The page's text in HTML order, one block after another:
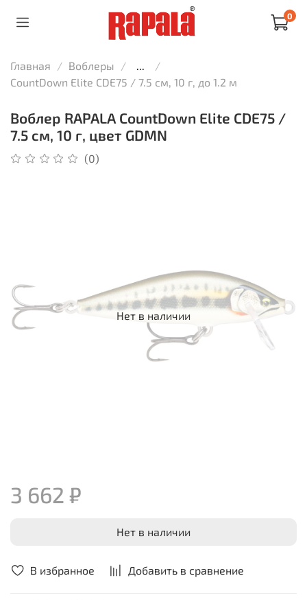
0
Главная Воблеры
...
CountDown Elite CDE75 / 7.5 см, 10 г, до 1.2 м
Воблер RAPALA CountDown Elite CDE75 /
7.5 см, 10 г, цвет GDMN
(0)
В избранное Добавить в сравнение
Нет в наличии
3 662 ₽
Нет в наличии